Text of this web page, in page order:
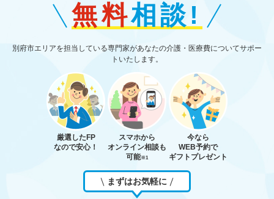
無料相談!
別府市エリアを担当している専門家があなたの介護・医療費についてサポー
トいたします。
厳選したFP
なので安心！
スマホから
オンライン相談も
可能※1
今なら
WEB予約で
ギフトプレゼント
まずはお気軽に